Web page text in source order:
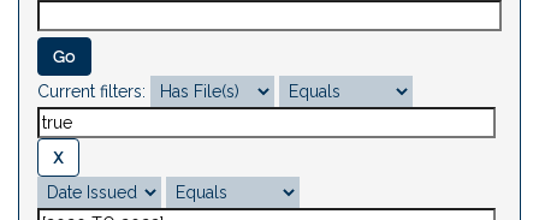
Current filters: